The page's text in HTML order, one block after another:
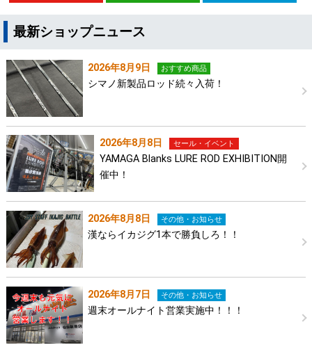
最新ショップニュース
2026年8月9日 おすすめ商品
シマノ新製品ロッド続々入荷！
2026年8月8日 セール・イベント
YAMAGA Blanks LURE ROD EXHIBITION開
催中！
2026年8月8日 その他・お知らせ
漢ならイカジグ1本で勝負しろ！！
2026年8月7日 その他・お知らせ
週末オールナイト営業実施中！！！